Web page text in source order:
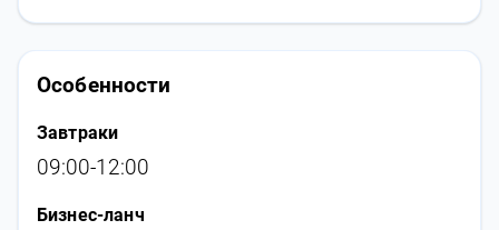
Особенности
Завтраки
09:00-12:00
Бизнес-ланч